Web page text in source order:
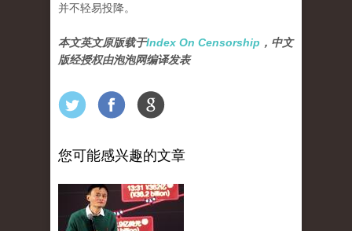
并不轻易投降。
本文英文原版载于Index On Censorship ，中文
版经授权由泡泡网编译发表
您可能感兴趣的文章